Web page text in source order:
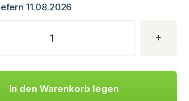
11.08.2026
+
Produktmenge ein.
In den Warenkorb legen
hinzu Trinkglas (PS) mit Fuß durchmesser